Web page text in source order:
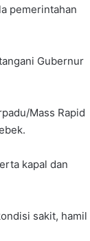
pemerintahan
Gubernur
Mass Rapid
kapal dan
sakit, hamil